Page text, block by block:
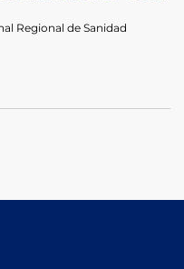
Regional de Sanidad